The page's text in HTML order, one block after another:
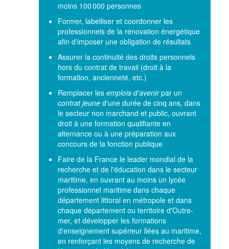
moins 100 000 personnes
Former, labelliser et coordonner les
professionnels de la rénovation énergétique
afin d'imposer une obligation de résultats
Assurer la continuité des droits personnels
hors du contrat de travail (droit à la
formation, ancienneté, etc.)
Remplacer les emplois d'avenirpar un
contrat jeuned'une durée de cinq ans, dans
le secteur non marchand et public, ouvrant
droit à une formation qualifiante en
alternance ou à une préparation aux
concours de la fonction publique
Faire de la France le leader mondial de la
recherche et de l'éducation dans le secteur
maritime, en ouvrant au moins un lycée
professionnel maritime dans chaque
département littoral en métropole et dans
chaque département ou territoire d'Outre-
mer, et développer les formations
d'enseignement supérieur liées au maritime,
en renforçant les moyens de recherche de